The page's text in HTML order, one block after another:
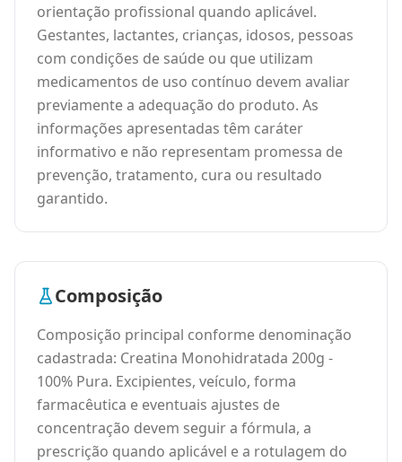
orientação profissional quando aplicável.
Gestantes, lactantes, crianças, idosos, pessoas
com condições de saúde ou que utilizam
medicamentos de uso contínuo devem avaliar
previamente a adequação do produto. As
informações apresentadas têm caráter
informativo e não representam promessa de
prevenção, tratamento, cura ou resultado
garantido.
Composição
Composição principal conforme denominação
cadastrada: Creatina Monohidratada 200g -
100% Pura. Excipientes, veículo, forma
farmacêutica e eventuais ajustes de
concentração devem seguir a fórmula, a
prescrição quando aplicável e a rotulagem do